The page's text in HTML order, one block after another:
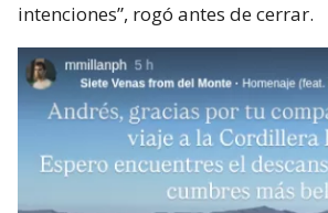
intenciones”, rogó antes de cerrar.